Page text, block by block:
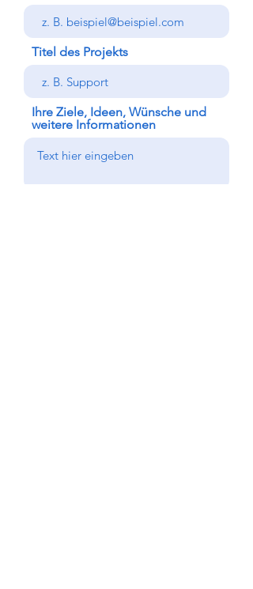
Titel des Projekts
Ihre Ziele, Ideen, Wünsche und
weitere Informationen